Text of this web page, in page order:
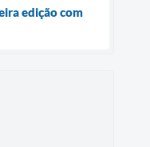
edição com